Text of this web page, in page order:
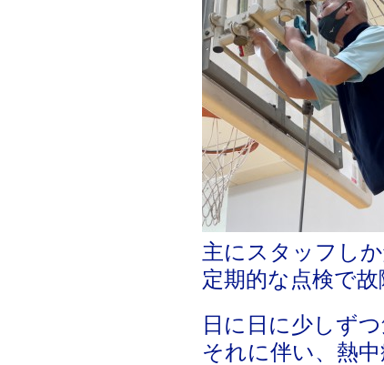
主にスタッフし
定期的な点検で
日に日に少しず
それに伴い、熱